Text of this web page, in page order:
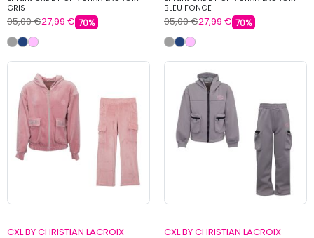
GRIS
95,00 €27,99 € 70%
BLEU FONCE
95,00 €27,99 € 70%
CXL BY CHRISTIAN LACROIX CXL BY CHRISTIAN LACROIX